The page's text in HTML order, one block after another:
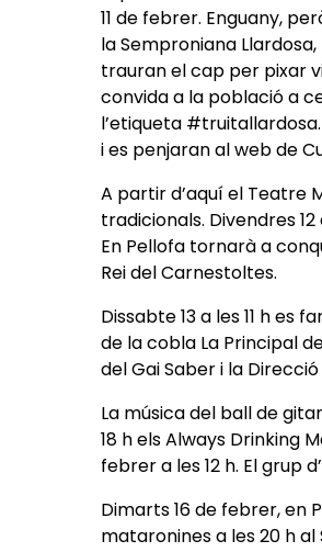
11 de febrer. Enguany,
la Semproniana
trauran el cap per pixar
convida a la població a
l’etiqueta
i es penjaran al web de
A partir d’aquí el Teatre
tradicionals. Divendres
En Pellofa tornarà a
Rei del Carnestoltes.
Dissabte 13 a les 11 h es
de la cobla La Principal
del Gai Saber i la
La música del ball de
18 h els Always Drinking
febrer a les 12 h. El grup
Dimarts 16 de febrer, en
mataronines a les 20 h